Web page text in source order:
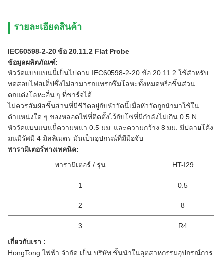
รายละเอียดสินค้า
IEC60598-2-20 ข้อ 20.11.2 Flat Probe
ข้อมูลผลิตภัณฑ์:
หัววัดแบบแบนนี้เป็นไปตาม IEC60598-2-20 ข้อ 20.11.2 ใช้สำหรับ
ทดสอบไฟสเต็ปซึ่งไม่สามารถแทรกซึมโลหะทั้งหมดหรือชิ้นส่วน
ตกแต่งโลหะอื่น ๆ ที่ชาร์จได้
ไม่ควรสัมผัสชิ้นส่วนที่มีชีวิตอยู่กับหัววัดนี้เมื่อหัววัดถูกนำมาใช้ใน
ตำแหน่งใด ๆ ของหลอดไฟที่ติดตั้งไว้กับโซ่ที่มีกำลังไม่เกิน 0.5 N.
หัววัดแบบแบนนี้ความหนา 0.5 มม. และความกว้าง 8 มม. มีปลายโค้ง
มนมีรัศมี 4 มิลลิเมตร มันเป็นอุปกรณ์ที่มีมือจับ
พารามิเตอร์ทางเทคนิค:
พารามิเตอร์ / รุ่น
HT-I29
1 0.5
2 8
3
R4
เกี่ยวกับเรา :
HongTong ไฟฟ้า จำกัด เป็น บริษัท ชั้นนำในอุตสาหกรรมอุปกรณ์การ